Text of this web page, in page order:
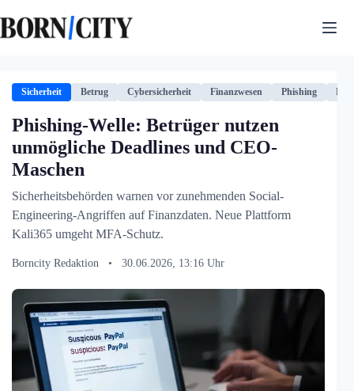
Inhalt
springen
Sicherheit Betrug Cybersicherheit Finanzwesen Phishing
Phishing-Welle: Betrüger nutzen
unmögliche Deadlines und CEO-
Maschen
Sicherheitsbehörden warnen vor zunehmenden Social-
Engineering-Angriffen auf Finanzdaten. Neue Plattform
Kali365 umgeht MFA-Schutz.
Borncity Redaktion • 30.06.2026, 13:16 Uhr